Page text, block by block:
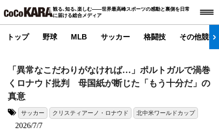
観る､知る､楽しむ――世界最高峰スポーツの感動と裏側を日常
に届ける総合メディア
トップ 野球 MLB サッカー 格闘技 その他競技
「異常なこだわりがなければ…」ポルトガルで渦巻
くロナウド批判 母国紙が断じた「もう十分だ」の
真意
サッカー クリスティアーノ・ロナウド 北中米ワールドカップ
2026/7/7